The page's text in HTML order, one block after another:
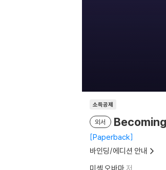
소득공제
외서 Becoming
Paperback
바인딩/에디션 안내